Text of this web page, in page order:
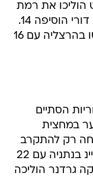
הוליכו את רמת
השרון עם 19 נקודות כל אחת, מירב דורי הוסיפה 14.
סיירה בראוורד וג'סיקה ברילנד בלטו בהרצליה עם 16
הסתיים
במחצית
חולון הצליחה רק להתקרב
אך לא יותר מזה. אשלי האוטס הצטיינ בנתניה עם 22
האסל הוסיפה 18. רבקה גרדנר הוליכה